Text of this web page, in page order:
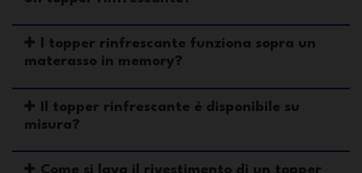
l topper rinfrescante funziona sopra un
materasso in memory?
Il topper rinfrescante è disponibile su
misura?